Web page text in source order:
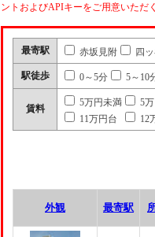
ントおよびAPIキーをご用意いただ
最寄駅 赤坂見附 四
駅徒歩 0～5分 5～10
賃料
5万円未満
5
11万円台
12
外観 最寄駅